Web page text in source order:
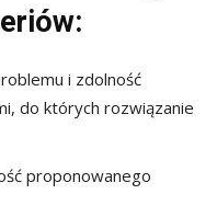
i zdolność
do których rozwiązanie
proponowanego